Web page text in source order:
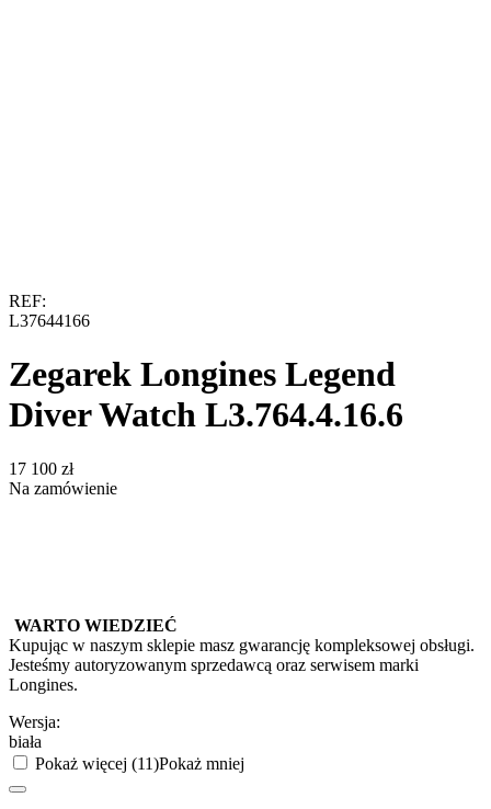
REF:
L37644166
Zegarek Longines Legend
Diver Watch L3.764.4.16.6
‍17 100‍ zł
Na zamówienie
WARTO WIEDZIEĆ
Kupując w naszym sklepie masz gwarancję kompleksowej obsługi.
Jesteśmy autoryzowanym sprzedawcą oraz serwisem marki
Longines.
Wersja:
biała
Pokaż więcej (11)Pokaż mniej